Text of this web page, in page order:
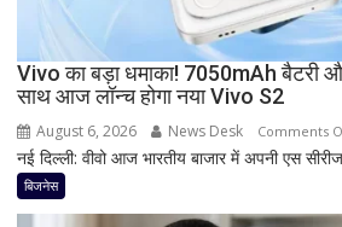
Vivo का बड़ा धमाका! 7050mAh बैटरी
साथ आज लॉन्च होगा नया Vivo S2
August 6, 2026 News Desk Comments
नई दिल्ली: वीवो आज भारतीय बाजार में अपनी एस
बिजनेस